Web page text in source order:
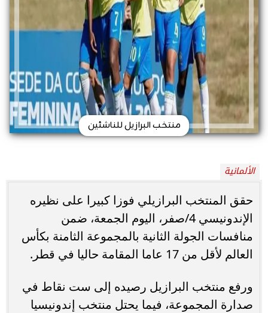
منتخب البرازيل للناشئين
الألمانية
حقق المنتخب البرازيلي فوزا كبيرا على نظيره
الإندونيسي 4/صفر، اليوم الجمعة، ضمن
منافسات الجولة الثانية بالمجموعة الثامنة بكأس
العالم لأقل من 17 عاما المقامة حاليا في قطر.
ورفع منتخب البرازيل رصيده إلى ست نقاط في
صدارة المجموعة، فيما يحتل منتخب إندونيسيا